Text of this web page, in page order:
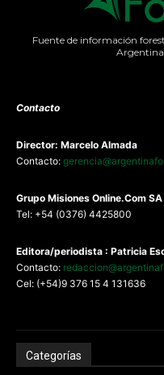
Fuente de información
Contacto
Director: Marcelo Almada
Contacto:
Grupo Misiones Online.Com SA
Tel: +54 (0376) 4425800
Editora/periodista : Patricia
Contacto:
Cel: (+54)9 376 15 4 131636
Categorías